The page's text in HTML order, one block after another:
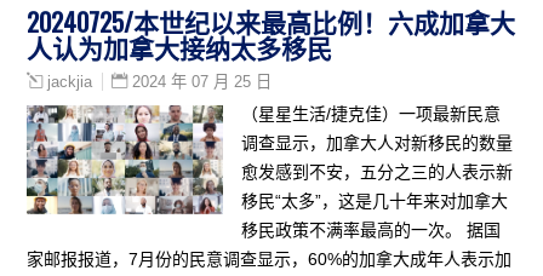
20240725/本世纪以来最高比例！六成加拿大
人认为加拿大接纳太多移民
jackjia 2024 年 07 月 25 日
（星星生活/捷克佳）一项最新民意
调查显示，加拿大人对新移民的数量
愈发感到不安，五分之三的人表示新
移民“太多”，这是几十年来对加拿大
移民政策不满率最高的一次。 据国
家邮报报道，7月份的民意调查显示，60%的加拿大成年人表示加